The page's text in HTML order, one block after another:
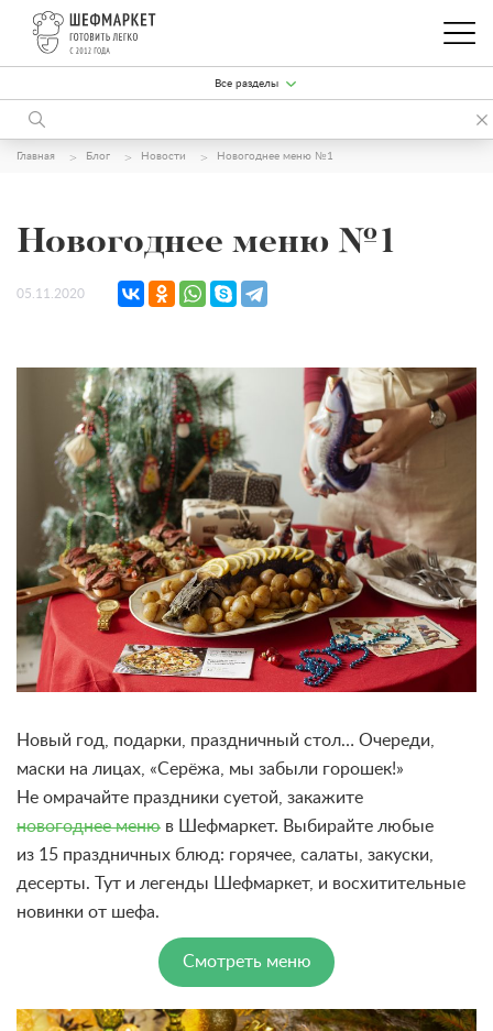
Все разделы
Главная Блог Новости Новогоднее меню №1
Новогоднее меню №1
05.11.2020
Новый год, подарки, праздничный стол… Очереди,
маски на лицах, «Серёжа, мы забыли горошек!»
Не омрачайте праздники суетой, закажите
новогоднее меню в Шефмаркет. Выбирайте любые
из 15 праздничных блюд: горячее, салаты, закуски,
десерты. Тут и легенды Шефмаркет, и восхитительные
новинки от шефа.
Смотреть меню